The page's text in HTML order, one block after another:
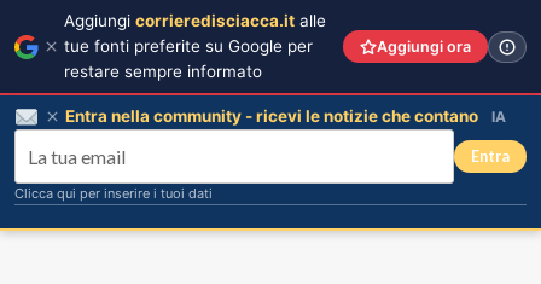
Aggiungi corrieredisciacca.it alle
tue fonti preferite su Google per
restare sempre informato
Aggiungi ora
Entra nella community - ricevi le notizie che contano IA
Entra
Clicca qui per inserire i tuoi dati